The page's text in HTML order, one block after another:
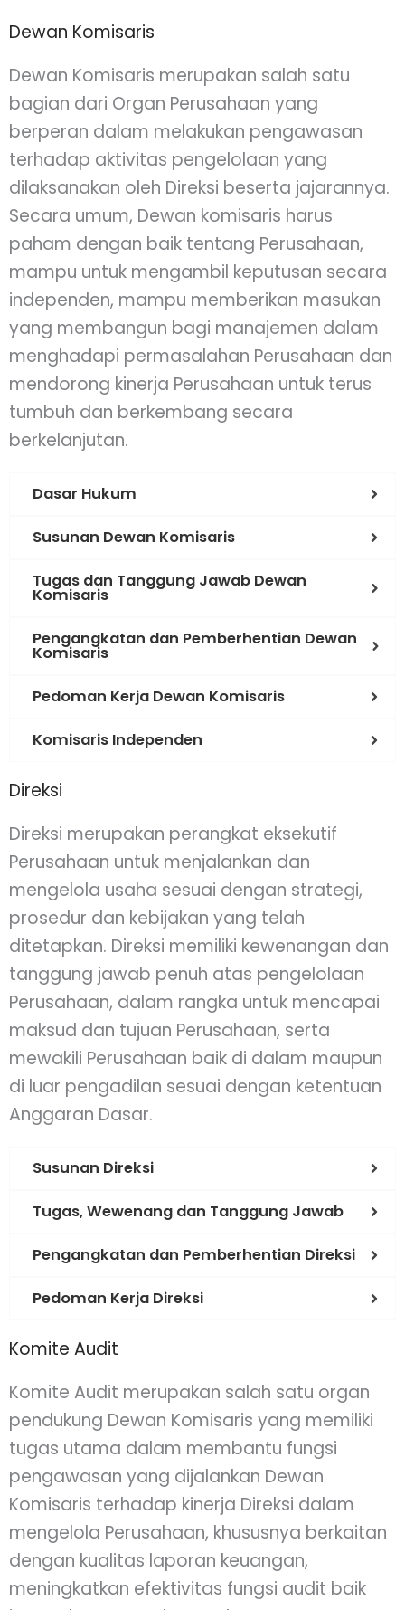
Dewan Komisaris
Dewan Komisaris merupakan salah satu
bagian dari Organ Perusahaan yang
berperan dalam melakukan pengawasan
terhadap aktivitas pengelolaan yang
dilaksanakan oleh Direksi beserta jajarannya.
Secara umum, Dewan komisaris harus
paham dengan baik tentang Perusahaan,
mampu untuk mengambil keputusan secara
independen, mampu memberikan masukan
yang membangun bagi manajemen dalam
menghadapi permasalahan Perusahaan dan
mendorong kinerja Perusahaan untuk terus
tumbuh dan berkembang secara
berkelanjutan.
Dasar Hukum
Susunan Dewan Komisaris
Tugas dan Tanggung Jawab Dewan
Komisaris
Pengangkatan dan Pemberhentian Dewan
Komisaris
Pedoman Kerja Dewan Komisaris
Komisaris Independen
Direksi
Direksi merupakan perangkat eksekutif
Perusahaan untuk menjalankan dan
mengelola usaha sesuai dengan strategi,
prosedur dan kebijakan yang telah
ditetapkan. Direksi memiliki kewenangan dan
tanggung jawab penuh atas pengelolaan
Perusahaan, dalam rangka untuk mencapai
maksud dan tujuan Perusahaan, serta
mewakili Perusahaan baik di dalam maupun
di luar pengadilan sesuai dengan ketentuan
Anggaran Dasar.
Susunan Direksi
Tugas, Wewenang dan Tanggung Jawab
Pengangkatan dan Pemberhentian Direksi
Pedoman Kerja Direksi
Komite Audit
Komite Audit merupakan salah satu organ
pendukung Dewan Komisaris yang memiliki
tugas utama dalam membantu fungsi
pengawasan yang dijalankan Dewan
Komisaris terhadap kinerja Direksi dalam
mengelola Perusahaan, khususnya berkaitan
dengan kualitas laporan keuangan,
meningkatkan efektivitas fungsi audit baik